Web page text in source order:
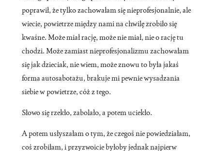
poprawił, że tylko zachowałam się nieprofesjonalnie, ale
wiecie, powietrze między nami na chwilę zrobiło się
kwaśne. Może miał rację, może nie miał, nie o rację tu
chodzi. Może zamiast nieprofesjonalizmu zachowałam
się jak dzieciak, nie wiem, może znowu to była jakaś
forma autosabotażu, brakuje mi pewnie wysadzania
siebie w powietrze, cóż z tego.
Słowo się rzekło, zabolało, a potem uciekło.
A potem usłyszałam o tym, że czegoś nie powiedziałam,
coś zrobiłam, i przyzwoicie byłoby jednak najpierw